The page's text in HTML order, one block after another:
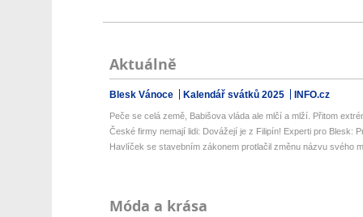
Aktuálně
Blesk Vánoce Kalendář svátků 2025 INFO.cz
Peče se celá země, Babišova vláda ale mlčí a mlží. Přitom
České firmy nemají lidi: Dovážejí je z Filipín! Experti pro Blesk:
Havlíček se stavebním zákonem protlačil změnu názvu svého
Móda a krása